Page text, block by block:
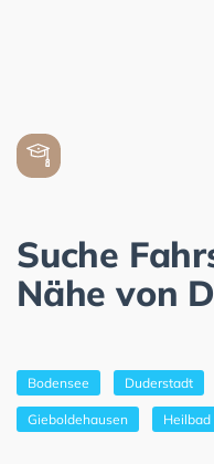
Suche
Nähe von
Bodensee Duderstadt
Gieboldehausen